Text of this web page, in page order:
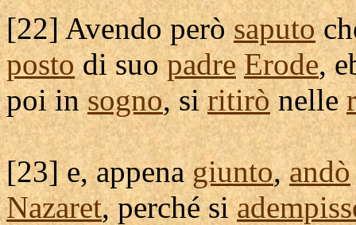
[22] Avendo peròsaputo
postodi suopadre Erode,
poi insogno, siritirònelle
[23] e, appenagiunto,andò
Nazaret, perché si